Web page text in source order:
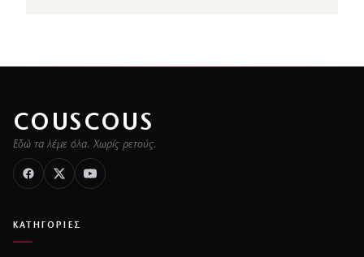
COUSCOUS
Εδώ τα λέμε όλα. Χωρίς ρετούς.
ΚΑΤΗΓΟΡΙΕΣ